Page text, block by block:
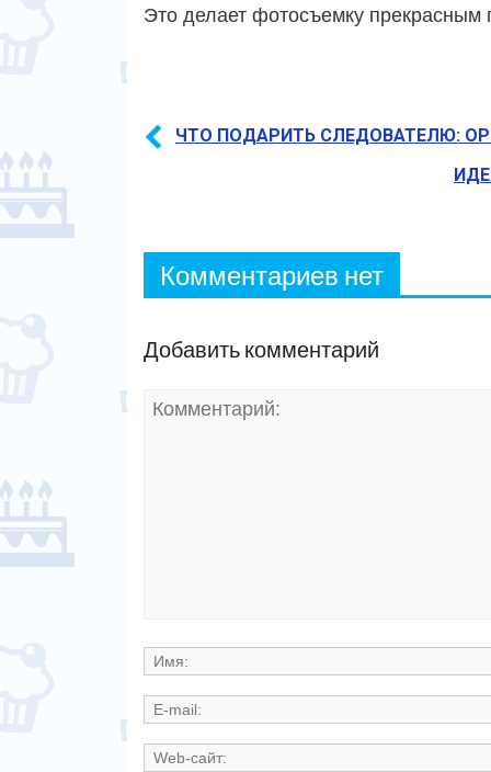
Это делает фотосъемку прекрасным
ЧТО ПОДАРИТЬ СЛЕДОВАТЕЛЮ:
Комментариев нет
Добавить комментарий